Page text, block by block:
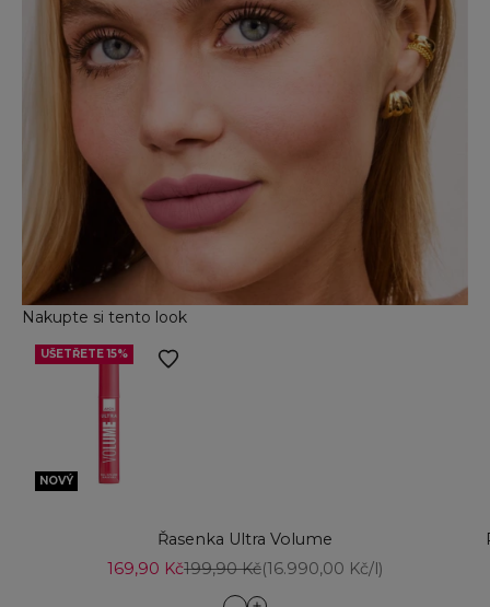
Přejít na položku 4
Nakupte si tento look
UŠETŘETE 15%
NOVÝ
Přidat do košíku
Řasenka Ultra Volume
Prodejní cena
169,90 KčBěžná cena
199,90 Kč(16.990,00 Kč/l)